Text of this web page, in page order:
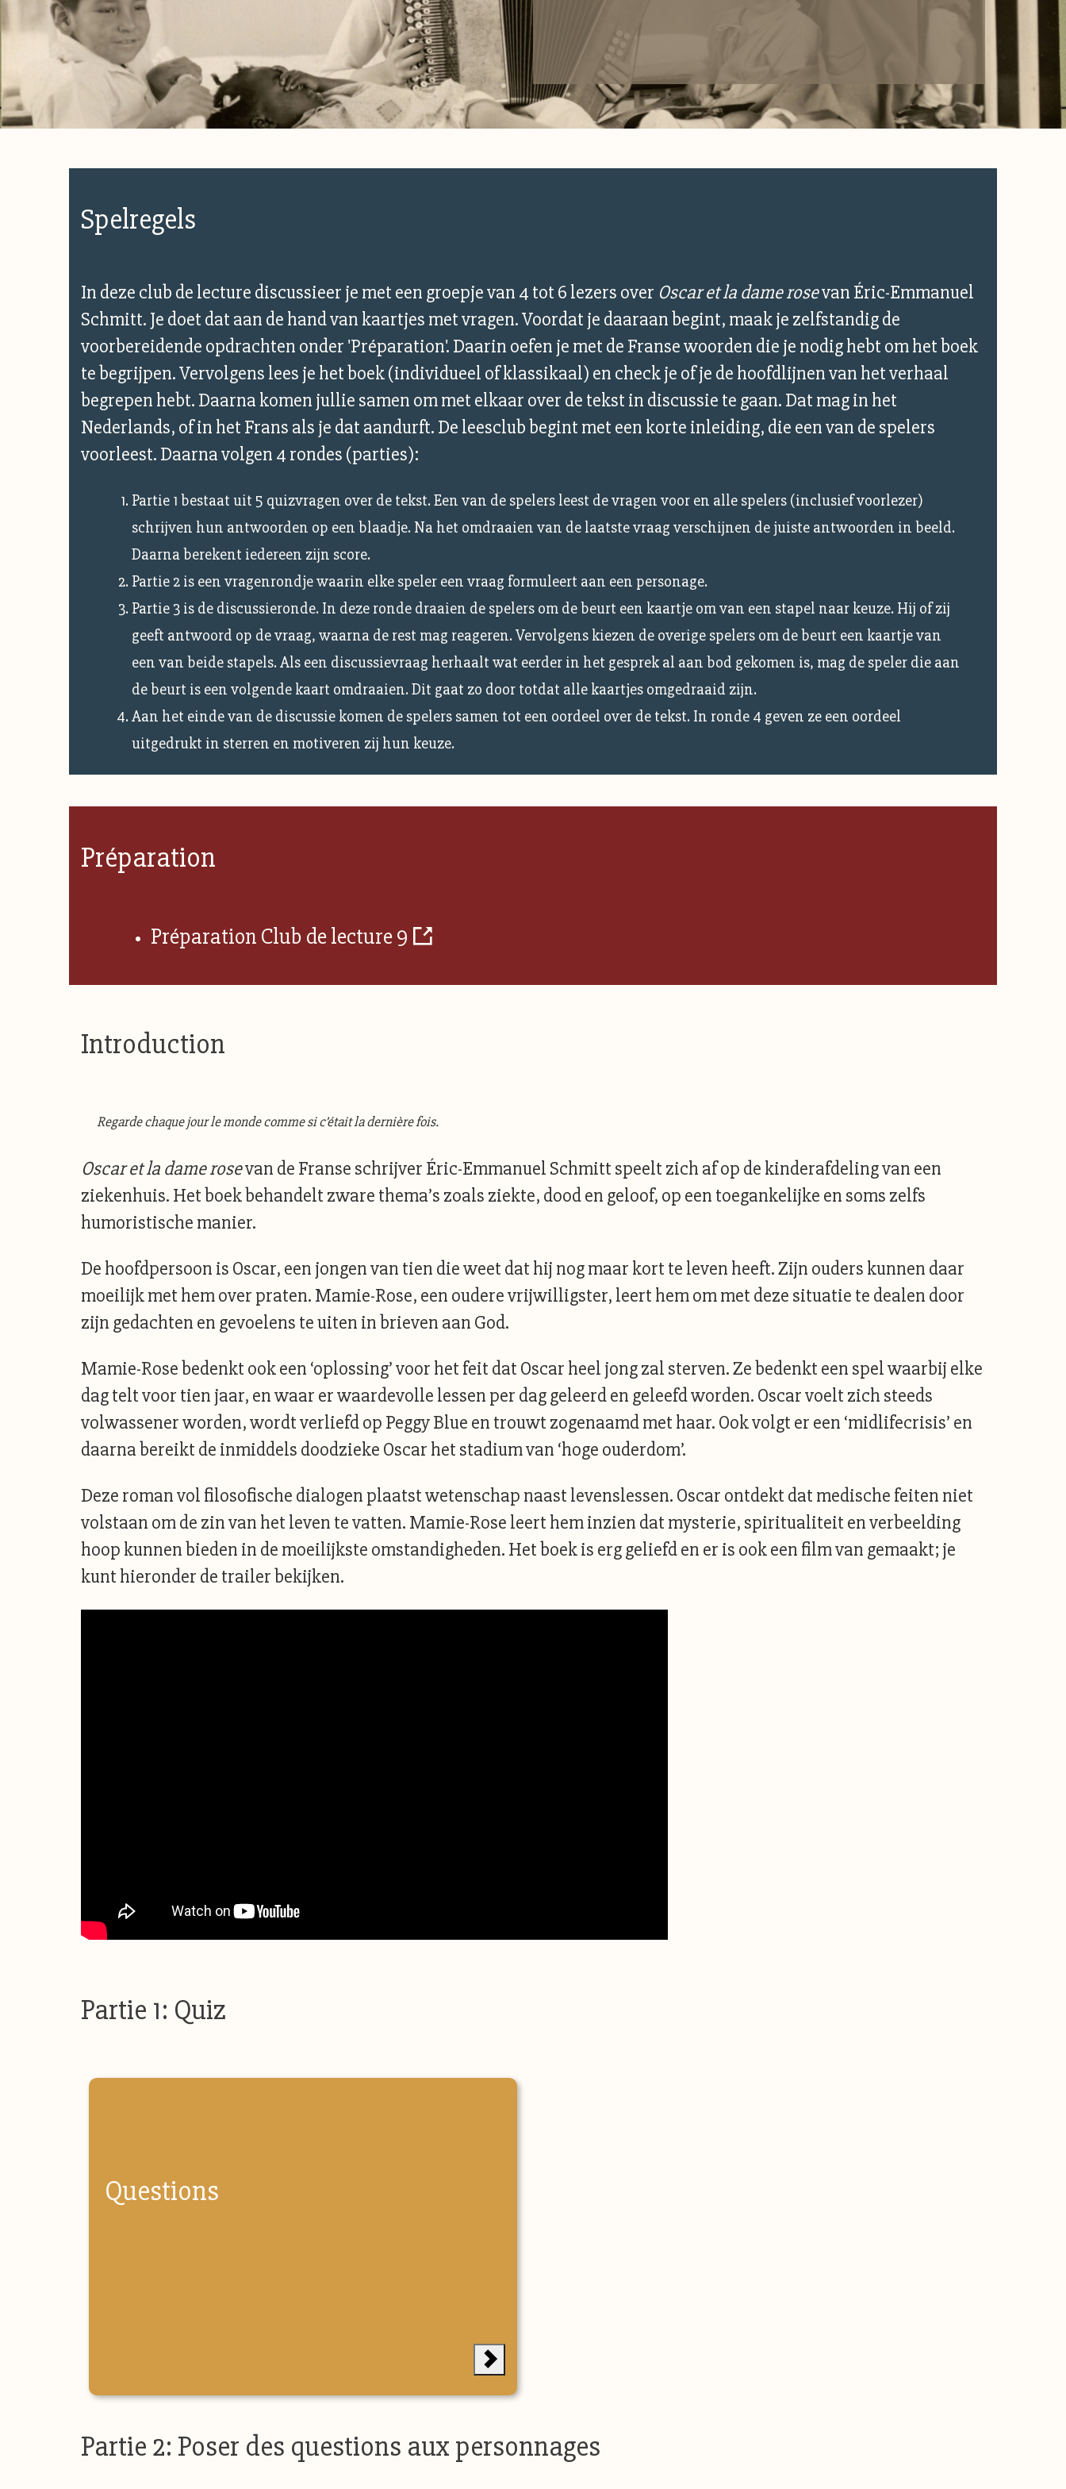
Spelregels
In deze club de lecture discussieer je met een groepje van 4 tot 6 lezers over Oscar et la dame rosevan Éric-Emmanuel
Schmitt. Je doet dat aan de hand van kaartjes met vragen. Voordat je daaraan begint, maak je zelfstandig de
voorbereidende opdrachten onder 'Préparation'. Daarin oefen je met de Franse woorden die je nodig hebt om het boek
te begrijpen. Vervolgens lees je het boek (individueel of klassikaal) en check je of je de hoofdlijnen van het verhaal
begrepen hebt. Daarna komen jullie samen om met elkaar over de tekst in discussie te gaan. Dat mag in het
Nederlands, of in het Frans als je dat aandurft. De leesclub begint met een korte inleiding, die een van de spelers
voorleest. Daarna volgen 4 rondes (parties):
Partie 1 bestaat uit 5 quizvragen over de tekst. Een van de spelers leest de vragen voor en alle spelers (inclusief voorlezer)
schrijven hun antwoorden op een blaadje. Na het omdraaien van de laatste vraag verschijnen de juiste antwoorden in beeld.
Daarna berekent iedereen zijn score.
Partie 2 is een vragenrondje waarin elke speler een vraag formuleert aan een personage.
Partie 3 is de discussieronde. In deze ronde draaien de spelers om de beurt een kaartje om van een stapel naar keuze. Hij of zij
geeft antwoord op de vraag, waarna de rest mag reageren. Vervolgens kiezen de overige spelers om de beurt een kaartje van
een van beide stapels. Als een discussievraag herhaalt wat eerder in het gesprek al aan bod gekomen is, mag de speler die aan
de beurt is een volgende kaart omdraaien. Dit gaat zo door totdat alle kaartjes omgedraaid zijn.
Aan het einde van de discussie komen de spelers samen tot een oordeel over de tekst. In ronde 4 geven ze een oordeel
uitgedrukt in sterren en motiveren zij hun keuze.
Préparation
Préparation Club de lecture 9
Introduction
Regarde chaque jour le monde comme si c’était la dernière fois.
Oscar et la dame rosevan de Franse schrijver Éric-Emmanuel Schmitt speelt zich af op de kinderafdeling van een
ziekenhuis. Het boek behandelt zware thema’s zoals ziekte, dood en geloof, op een toegankelijke en soms zelfs
humoristische manier.
De hoofdpersoon is Oscar, een jongen van tien die weet dat hij nog maar kort te leven heeft. Zijn ouders kunnen daar
moeilijk met hem over praten. Mamie-Rose, een oudere vrijwilligster, leert hem om met deze situatie te dealen door
zijn gedachten en gevoelens te uiten in brieven aan God.
Mamie-Rose bedenkt ook een ‘oplossing’ voor het feit dat Oscar heel jong zal sterven. Ze bedenkt een spel waarbij elke
dag telt voor tien jaar, en waar er waardevolle lessen per dag geleerd en geleefd worden. Oscar voelt zich steeds
volwassener worden, wordt verliefd op Peggy Blue en trouwt zogenaamd met haar. Ook volgt er een ‘midlifecrisis’ en
daarna bereikt de inmiddels doodzieke Oscar het stadium van ‘hoge ouderdom’.
Deze roman vol filosofische dialogen plaatst wetenschap naast levenslessen. Oscar ontdekt dat medische feiten niet
volstaan om de zin van het leven te vatten. Mamie-Rose leert hem inzien dat mysterie, spiritualiteit en verbeelding
hoop kunnen bieden in de moeilijkste omstandigheden. Het boek is erg geliefd en er is ook een film van gemaakt; je
kunt hieronder de trailer bekijken.
Partie 1: Quiz
Questions
Partie 2: Poser des questions aux personnages